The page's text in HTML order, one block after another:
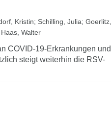
Kristin; Schilling, Julia;
Haas, Walter
COVID-19-Erkrankungen
steigt weiterhin die RSV-